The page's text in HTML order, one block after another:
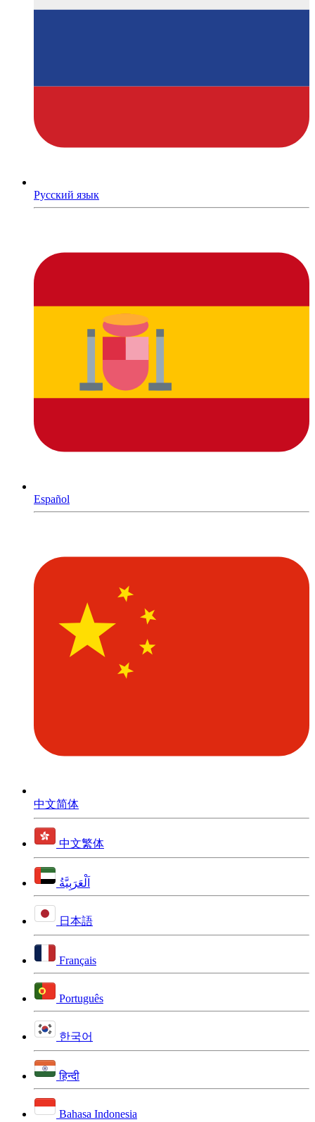
Русский язык
Español
中文简体
中文繁体
اَلْعَرَبِيَّةُ
日本語
Français
Português
한국어
हिन्दी
Bahasa Indonesia